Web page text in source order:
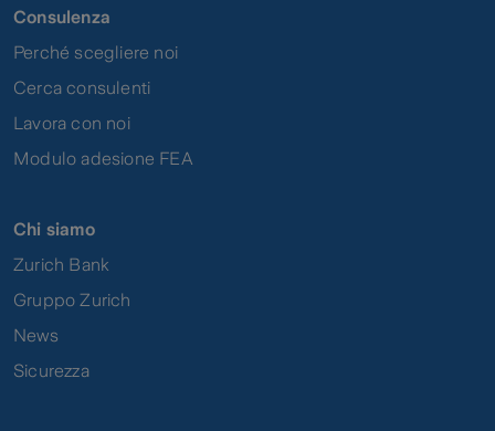
Consulenza
Perché scegliere noi
Cerca consulenti
Lavora con noi
Modulo adesione FEA
Chi siamo
Zurich Bank
Gruppo Zurich
News
Sicurezza